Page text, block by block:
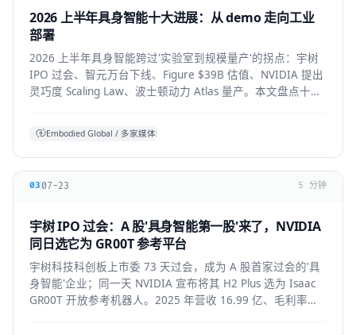
2026 上半年具身智能十大进展：从 demo 走向工业
部署
2026 上半年具身智能跨过'实验室到规模量产'的拐点：宇树
IPO 过会、智元万台下线、Figure $39B 估值、NVIDIA 提出
灵巧度 Scaling Law、波士顿动力 Atlas 量产。本文盘点十大
Embodied Global / 多家媒体综合
03 07-23 5 分钟
宇树 IPO 过会：A 股'具身智能第一股'来了，NVIDIA
同日选它为 GR00T 参考平台
宇树科技科创板上市委 73 天过会，成为 A 股首家过会的'具
身智能'企业；同一天 NVIDIA 宣布将其 H2 Plus 选为 Isaac
GR00T 开放参考机器人。2025 年营收 16.99 亿、毛利率